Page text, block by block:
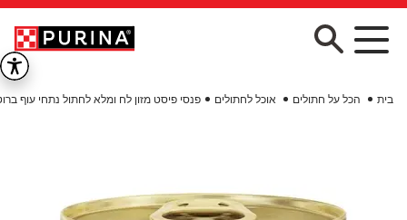
Skip to main content
בית הכל על חתולים אוכל לחתולים פנסי פיסט מזון לח ומלא לחתול נתחי עוף